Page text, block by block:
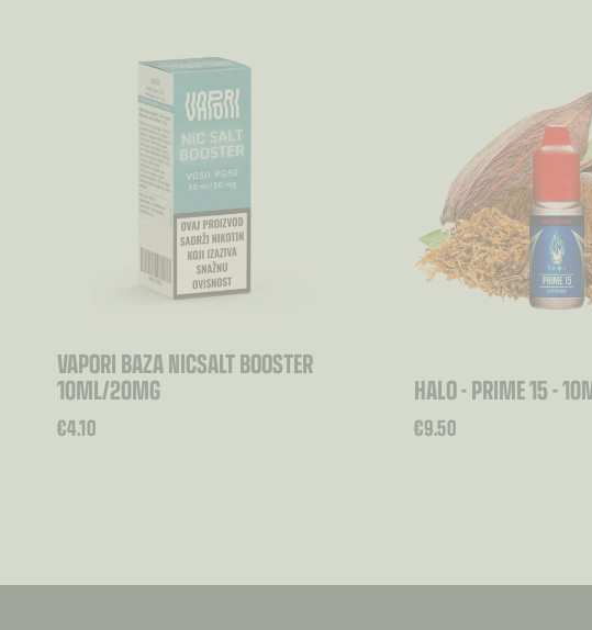
VAPORI BAZA NICSALT BOOSTER
10ML/20MG
€4.10
HALO - PRIME 15 -
€9.50